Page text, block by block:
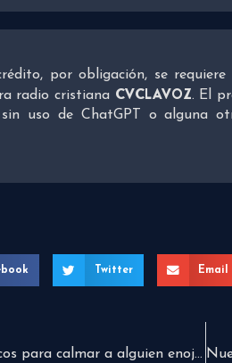
por obligación, se
radio cristiana CVCLAVOZ. El
sin uso de ChatGPT o alguna
Twitter Email
4 consejos bíblicos para calmar a alguien enojado